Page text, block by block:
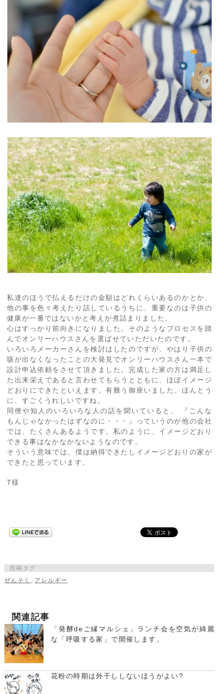
私達のほうで払えるだけの金額はどれくらいあるのかとか、
他の事を色々考えたり話しているうちに、重要なのは子供の
健康が一番ではないかと考えが煮詰まりました。
心はすっかり前向きになりました。そのようなプロセスを踏
んでオンリーハウスさんを選ばせていただいたのです。
いろいろメーカーさんを検討はしたのですが、やはり子供の
咳が出なくなったことの大発見でオンリーハウスさん一本で
設計申込依頼をさせて頂きました。完成した家の方は満足し
た出来栄えであると言わせてもらうとともに、ほぼイメージ
どおりにできたといえます。有難う御座いました。ほんとう
に、すごくうれしいですね。
同僚や知人のいろいろな人の話を聞いていると、 『こんな
もんじゃなかったはずなのに・・・』っていうのが他の会社
では、たくさんあるようです。私のように、イメージどおり
できる事はなかなかないようなのです。
そういう意味では、僕は納得できたしイメージどおりの家が
できたと思っています。
T様
投稿タグ
ぜんそく
アレルギー
関連記事
「発酵deご縁マルシェ」ランチ会を空気が綺麗
な「呼吸する家」で開催します。
花粉の時期は外干ししないほうがよい?